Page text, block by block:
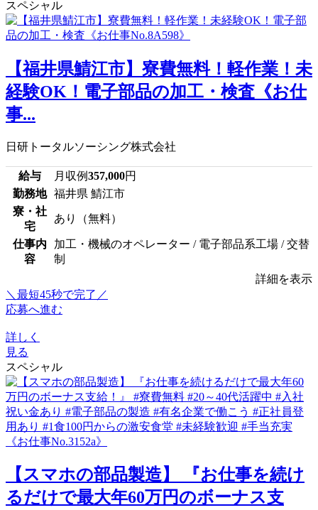
スペシャル
【福井県鯖江市】寮費無料！軽作業！未
経験OK！電子部品の加工・検査《お仕
事...
日研トータルソーシング株式会社
給与 月収例357,000円
勤務地
福井県 鯖江市
寮・社
宅
あり（無料）
仕事内
容
加工・機械のオペレーター / 電子部品系工場 / 交替
制
詳細を表示
＼最短45秒で完了／
応募へ進む
詳しく
見る
スペシャル
【スマホの部品製造】 『お仕事を続け
るだけで最大年60万円のボーナス支